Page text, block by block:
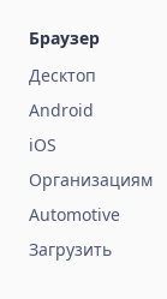
Браузер
Десктоп
Android
iOS
Организациям
Automotive
Загрузить